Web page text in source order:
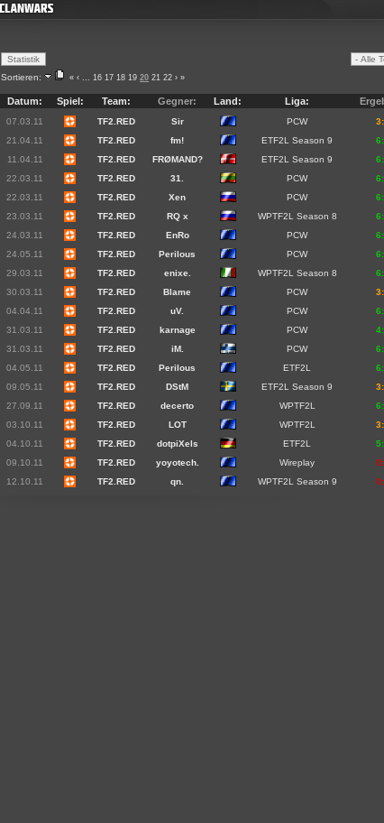
Sortieren: « ‹ ... 16 17 18 19 20 21 22 › »
Datum: Spiel: Team: Gegner: Land: Liga:
07.03.11 TF2.RED Sir PCW
21.04.11
TF2.RED fm! ETF2L Season 9
11.04.11
TF2.RED FRØMAND? ETF2L Season 9
22.03.11
TF2.RED 31. PCW
22.03.11
TF2.RED Xen PCW
23.03.11
TF2.RED RQ x WPTF2L Season 8
24.03.11
TF2.RED EnRo PCW
24.05.11
TF2.RED Perilous PCW
29.03.11
TF2.RED enixe. WPTF2L Season 8
30.03.11
TF2.RED Blame PCW
04.04.11
TF2.RED uV. PCW
31.03.11
TF2.RED karnage PCW
31.03.11
TF2.RED iM. PCW
04.05.11
TF2.RED Perilous ETF2L
09.05.11
TF2.RED DStM ETF2L Season 9
27.09.11
TF2.RED decerto WPTF2L
03.10.11
TF2.RED LOT WPTF2L
04.10.11
TF2.RED dotpiXels ETF2L
09.10.11
TF2.RED yoyotech. Wireplay
12.10.11
TF2.RED qn. WPTF2L Season 9